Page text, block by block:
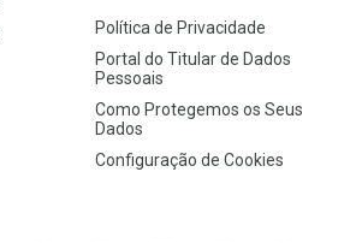
Política de Privacidade
Portal do Titular de Dados
Pessoais
Como Protegemos os Seus
Dados
Configuração de Cookies